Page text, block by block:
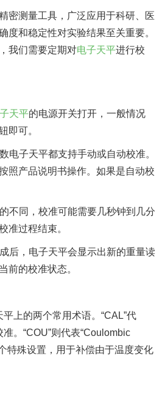
密测量工具，广泛应用于科研、医
度和稳定性对实验结果至关重要。
我们需要定期对电子天平进行校
天平的电源开关打开，一般情况
即可。
电子天平都支持手动或自动校准。
照产品说明书操作。如果是自动校
不同，校准可能需要几秒钟到几分
准过程结束。
后，电子天平会显示出新的重量读
前的校准状态。
平上的两个常用术语。“CAL”代
。“COU”则代表“Coulombic
特殊设置，用于补偿由于温度变化